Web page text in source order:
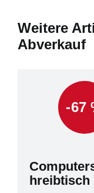
Weitere
Abverkauf
hreibtisch
-67